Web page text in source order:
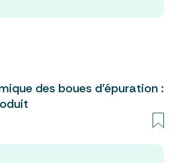
des boues d’épuration :